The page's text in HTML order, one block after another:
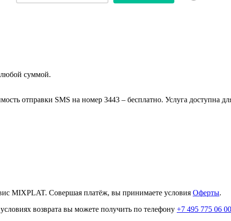
суммой.
отправки SMS на номер 3443 – бесплатно. Услуга
MIXPLAT. Совершая платёж, вы принимаете условия Оферты.
возврата вы можете получить по телефону +7 495 775 06 00